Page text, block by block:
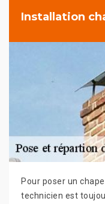
Installation
Pour poser un
technicien est